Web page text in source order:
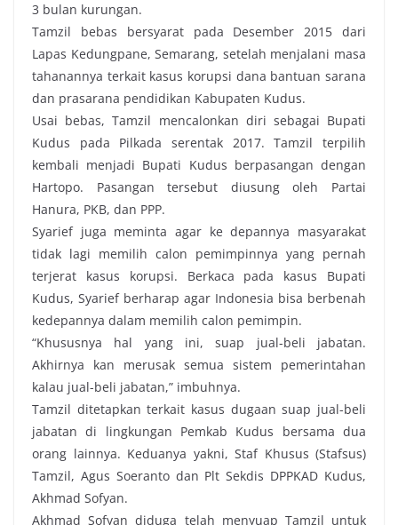
3 bulan kurungan.
Tamzil bebas bersyarat pada Desember 2015‎ dari
Lapas Kedungpane, Semarang, setelah menjalani masa
tahanannya terkait kasus korupsi dana bantuan sarana
dan prasarana pendidikan Kabupaten Kudus.
Usai bebas, Tamzil mencalonkan diri sebagai Bupati
Kudus pada Pilkada serentak 2017. Tamzil terpilih
kembali menjadi Bupati ‎Kudus berpasangan dengan
Hartopo. Pasangan tersebut diusung oleh Partai
Hanura, PKB, dan PPP.
Syarief juga meminta agar ke depannya masyarakat
tidak lagi memilih calon pemimpinnya yang pernah
terjerat kasus korupsi. Berkaca pada kasus Bupati
Kudus, Syarief berharap agar Indonesia bisa berbenah
kedepannya dalam memilih calon pemimpin.
“Khususnya hal yang ini, suap jual-beli jabatan.
Akhirnya kan merusak semua sistem pemerintahan
kalau jual-beli jabatan,” imbuhnya.
Tamzil ditetapkan terkait kasus dugaan suap jual-beli
jabatan di lingkungan Pemkab Kudus bersama dua
orang lainnya. Keduanya yakni, Staf Khusus (Stafsus)
Tamzil, Agus Soeranto dan Plt Sekdis DPPKAD Kudus,
Akhmad Sofyan.
Akhmad Sofyan diduga telah menyuap Tamzil untuk